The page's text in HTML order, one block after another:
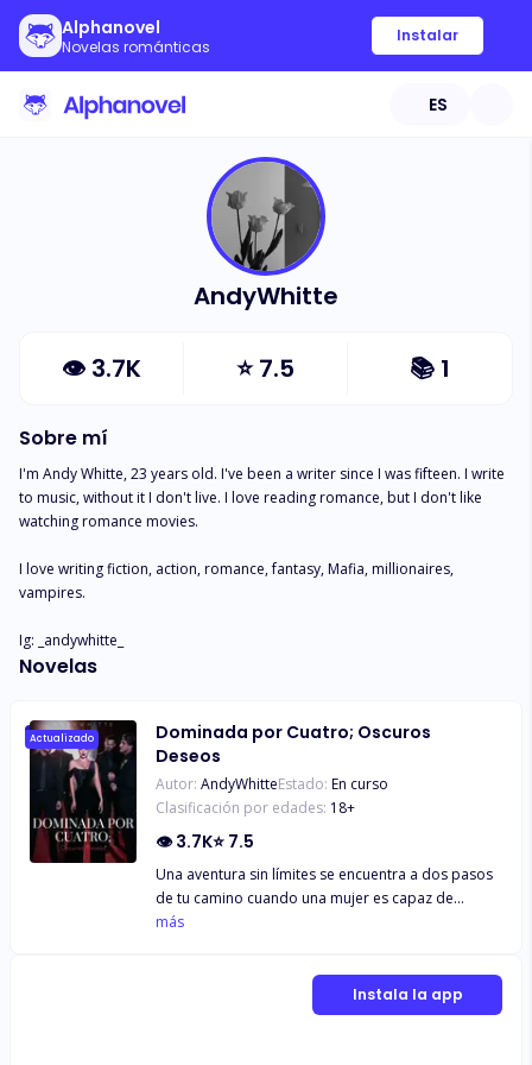
Alphanovel
Novelas románticas
Instalar
ES
AndyWhitte
👁 3.7K ⭐7.5 📚 1
Sobre mí
I'm Andy Whitte, 23 years old. I've been a writer since I was fifteen. I write
to music, without it I don't live. I love reading romance, but I don't like
watching romance movies.
I love writing fiction, action, romance, fantasy, Mafia, millionaires,
vampires.
Ig: _andywhitte_
Novelas
Actualizado
Dominada por Cuatro; Oscuros
Deseos
Autor: AndyWhitteEstado: En curso
Clasificación por edades: 18+
👁3.7K⭐ 7.5
Una aventura sin límites se encuentra a dos pasos
de tu camino cuando una mujer es capaz de
manejar la vida a su antojo, sin embargo, tratar de
lejanas unas de las otras se chocan entre si.
más
Instala la app